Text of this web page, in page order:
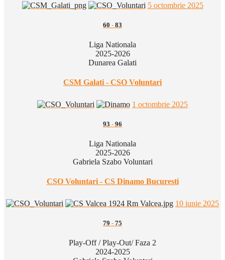
5 octombrie 2025
60 - 83
Liga Nationala
2025-2026
Dunarea Galati
CSM Galati - CSO Voluntari
1 octombrie 2025
93 - 96
Liga Nationala
2025-2026
Gabriela Szabo Voluntari
CSO Voluntari - CS Dinamo Bucuresti
10 iunie 2025
79 - 75
Play-Off / Play-Out/ Faza 2
2024-2025